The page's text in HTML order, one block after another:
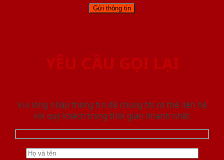
YÊU CẦU GỌI LẠI
Vui lòng nhập thông tin để chúng tôi có thể liên hệ
với quý khách trong thời gian nhanh nhất.